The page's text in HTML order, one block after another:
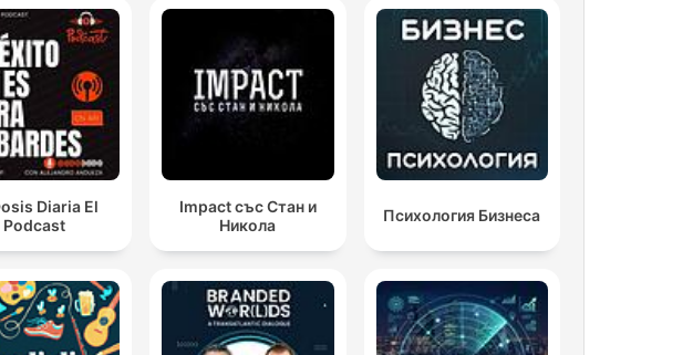
Diaria El
Podcast
Impact със Стан и
Никола
Психология Бизнеса